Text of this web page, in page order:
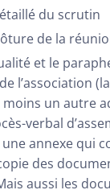
du scrutin
de la
et le
l’association
moins un autre
verbal
annexe qui
des
aussi les